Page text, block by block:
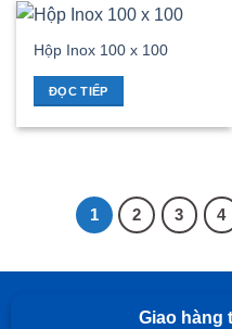
Hộp Inox 100 x 100
ĐỌC TIẾP
1 2 3 4
Giao hàng